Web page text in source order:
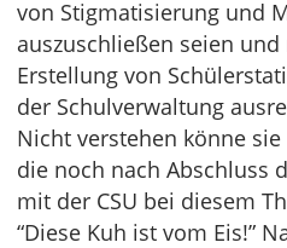
von Stigmatisierung und
auszuschließen seien
Erstellung von
der Schulverwaltung
Nicht verstehen könne sie
die noch nach Abschluss
mit der CSU bei diesem
“Diese Kuh ist vom Eis!”